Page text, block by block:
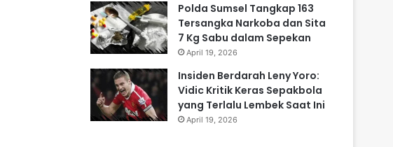
Polda Sumsel Tangkap 163
Tersangka Narkoba dan Sita
7 Kg Sabu dalam Sepekan
April 19, 2026
Insiden Berdarah Leny Yoro:
Vidic Kritik Keras Sepakbola
yang Terlalu Lembek Saat Ini
April 19, 2026